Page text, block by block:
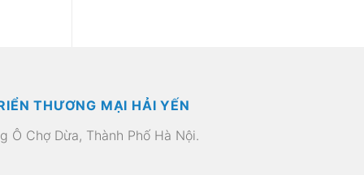
THƯƠNG MẠI HẢI YẾN
Ô Chợ Dừa, Thành Phố Hà Nội.